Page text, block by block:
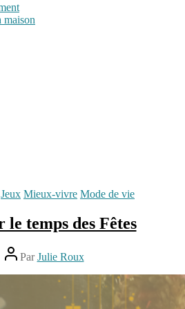
maison
Catégories
Jeux Mieux-vivre Mode de vie
le temps des Fêtes
Auteur
de
l’article
ParJulie Roux